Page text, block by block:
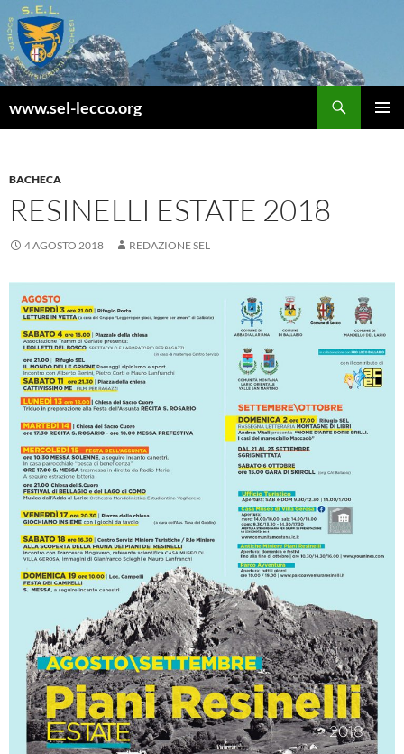
Vai
al
contenuto
www.sel-lecco.org
BACHECA
RESINELLI ESTATE 2018
4 AGOSTO 2018 REDAZIONE SEL